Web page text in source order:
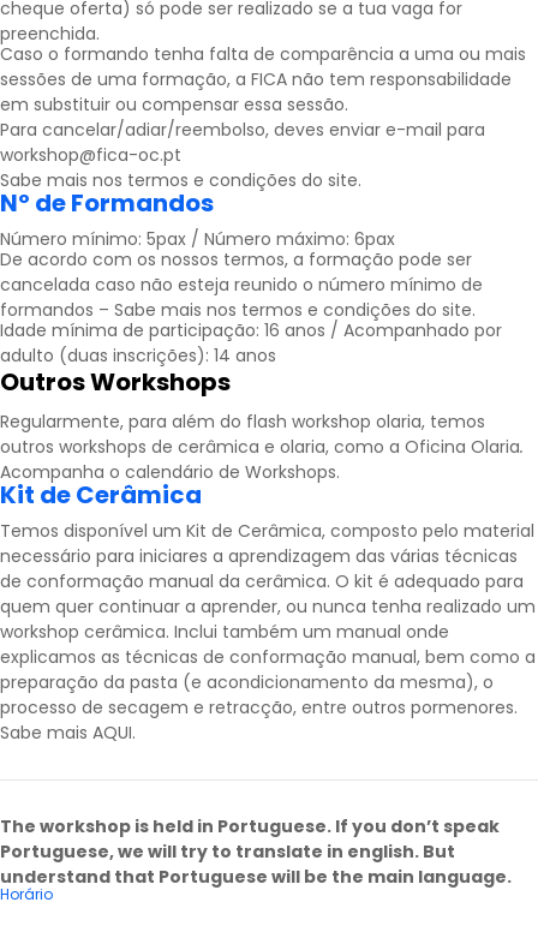
cheque oferta) só pode ser realizado se a tua vaga for
preenchida.
Caso o formando tenha falta de comparência a uma ou mais
sessões de uma formação, a FICA não tem responsabilidade
em substituir ou compensar essa sessão.
Para cancelar/adiar/reembolso, deves enviar e-mail para
workshop@fica-oc.pt
Sabe mais nos termos e condições do site.
Nº de Formandos
Número mínimo: 5pax / Número máximo: 6pax
De acordo com os nossos termos, a formação pode ser
cancelada caso não esteja reunido o número mínimo de
formandos – Sabe mais nos termos e condições do site.
Idade mínima de participação: 16 anos / Acompanhado por
adulto (duas inscrições): 14 anos
Outros Workshops
Regularmente, para além do flash workshop olaria, temos
outros workshops de cerâmica e olaria, como a Oficina Olaria.
Acompanha o calendário de Workshops.
Kit de Cerâmica
Temos disponível um Kit de Cerâmica, composto pelo material
necessário para iniciares a aprendizagem das várias técnicas
de conformação manual da cerâmica. O kit é adequado para
quem quer continuar a aprender, ou nunca tenha realizado um
workshop cerâmica. Inclui também um manual onde
explicamos as técnicas de conformação manual, bem como a
preparação da pasta (e acondicionamento da mesma), o
processo de secagem e retracção, entre outros pormenores.
Sabe mais AQUI.
The workshop is held in Portuguese. If you don’t speak
Portuguese, we will try to translate in english. But
understand that Portuguese will be the main language.
Horário